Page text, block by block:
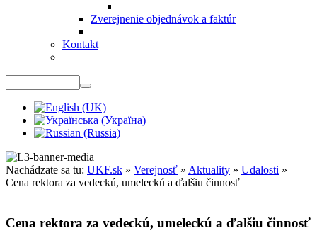
Zverejnenie objednávok a faktúr
Kontakt
Nachádzate sa tu: UKF.sk » Verejnosť » Aktuality » Udalosti »
Cena rektora za vedeckú, umeleckú a ďalšiu činnosť
Cena rektora za vedeckú, umeleckú a ďalšiu činnosť